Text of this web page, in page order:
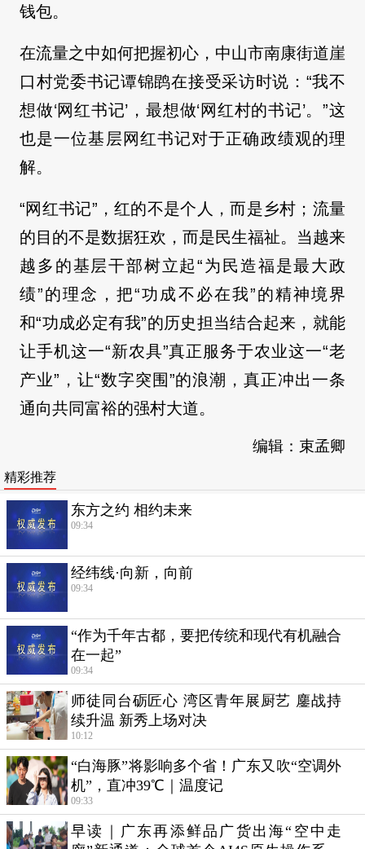
钱包。
在流量之中如何把握初心，中山市南康街道崖
口村党委书记谭锦鹍在接受采访时说：“我不
想做‘网红书记’，最想做‘网红村的书记’。”这
也是一位基层网红书记对于正确政绩观的理
解。
“网红书记”，红的不是个人，而是乡村；流量
的目的不是数据狂欢，而是民生福祉。当越来
越多的基层干部树立起“为民造福是最大政
绩”的理念，把“功成不必在我”的精神境界
和“功成必定有我”的历史担当结合起来，就能
让手机这一“新农具”真正服务于农业这一“老
产业”，让“数字突围”的浪潮，真正冲出一条
通向共同富裕的强村大道。
编辑：束孟卿
精彩推荐